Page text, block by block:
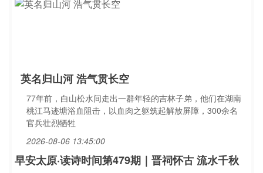
英名归山河 浩气贯长空
77年前，白山松水间走出一群年轻的吉林子弟，他们在湖南
桃江马迹塘浴血阻击，以血肉之躯筑起解放屏障，300余名
官兵壮烈牺牲
2026-08-06 13:45:00
早安太原·读诗时间第479期｜晋祠怀古 流水千秋